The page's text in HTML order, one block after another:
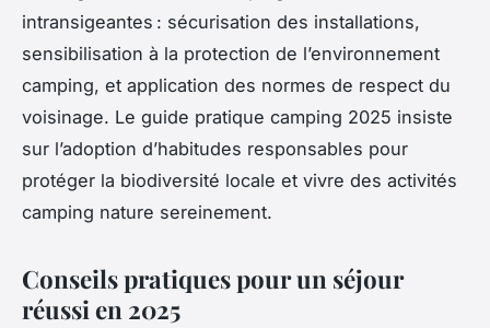
intransigeantes : sécurisation des installations,
sensibilisation à la protection de l’environnement
camping, et application des normes de respect du
voisinage. Le guide pratique camping 2025 insiste
sur l’adoption d’habitudes responsables pour
protéger la biodiversité locale et vivre des activités
camping nature sereinement.
Conseils pratiques pour un séjour
réussi en 2025